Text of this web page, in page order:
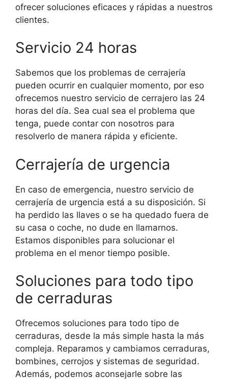
ofrecer soluciones eficaces y rápidas a nuestros
clientes.
Servicio 24 horas
Sabemos que los problemas de cerrajería
pueden ocurrir en cualquier momento, por eso
ofrecemos nuestro servicio de cerrajero las 24
horas del día. Sea cual sea el problema que
tenga, puede contar con nosotros para
resolverlo de manera rápida y eficiente.
Cerrajería de urgencia
En caso de emergencia, nuestro servicio de
cerrajería de urgencia está a su disposición. Si
ha perdido las llaves o se ha quedado fuera de
su casa o coche, no dude en llamarnos.
Estamos disponibles para solucionar el
problema en el menor tiempo posible.
Soluciones para todo tipo
de cerraduras
Ofrecemos soluciones para todo tipo de
cerraduras, desde la más simple hasta la más
compleja. Reparamos y cambiamos cerraduras,
bombines, cerrojos y sistemas de seguridad.
Además, podemos aconsejarle sobre las